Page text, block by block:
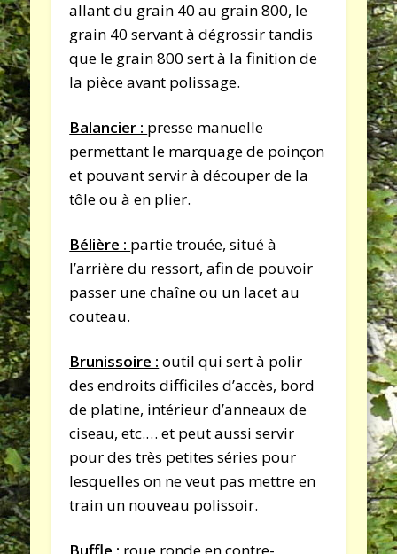
allant du grain 40 au grain 800, le
grain 40 servant à dégrossir tandis
que le grain 800 sert à la finition de
la pièce avant polissage.
Balancier : presse manuelle
permettant le marquage de poinçon
et pouvant servir à découper de la
tôle ou à en plier.
Bélière : partie trouée, situé à
l’arrière du ressort, afin de pouvoir
passer une chaîne ou un lacet au
couteau.
Brunissoire : outil qui sert à polir
des endroits difficiles d’accès, bord
de platine, intérieur d’anneaux de
ciseau, etc.… et peut aussi servir
pour des très petites séries pour
lesquelles on ne veut pas mettre en
train un nouveau polissoir.
Buffle : roue ronde en contre-